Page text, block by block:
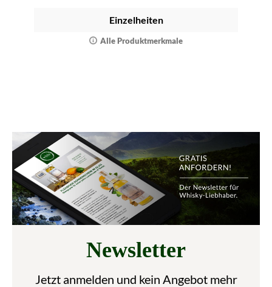
Einzelheiten
Alle Produktmerkmale
Newsletter
Jetzt anmelden und kein Angebot mehr